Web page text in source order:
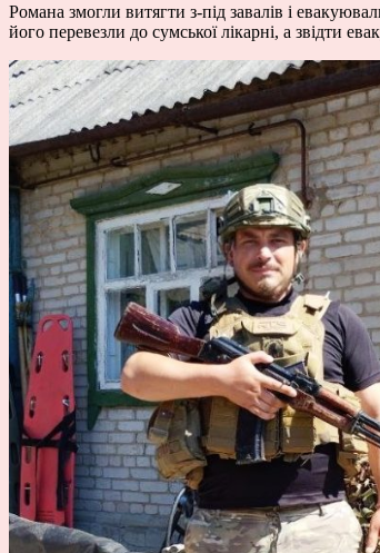
Романа змогли витягти з-під завалів і
його перевезли до сумської лікарні, а звідти